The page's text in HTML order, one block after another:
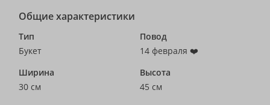
Общие характеристики
Тип
Букет
Повод
14 февраля ❤️
Ширина
30 см
Высота
45 см